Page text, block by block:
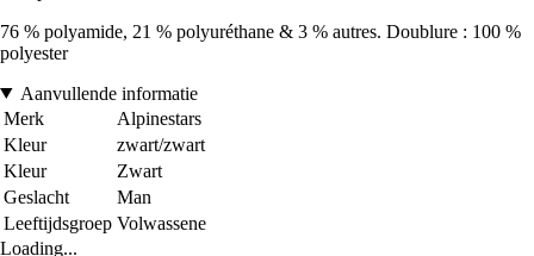
76 % polyamide, 21 % polyuréthane & 3 % autres. Doublure : 100 %
polyester
Aanvullende informatie
Merk
Alpinestars
Kleur
zwart/zwart
Kleur
Zwart
Geslacht
Man
Leeftijdsgroep Volwassene
Loading...